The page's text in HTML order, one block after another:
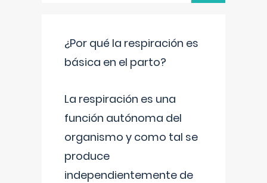
¿Por qué la respiración es
básica en el parto?
La respiración es una
función autónoma del
organismo y como tal se
produce
independientemente de